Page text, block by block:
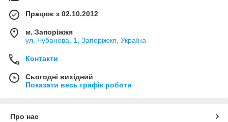
Працює з 02.10.2012
м. Запоріжжя
ул. Чубанова, 1, Запоріжжя, Україна
Контакти
Сьогодні вихідний
Показати весь графік роботи
Про нас